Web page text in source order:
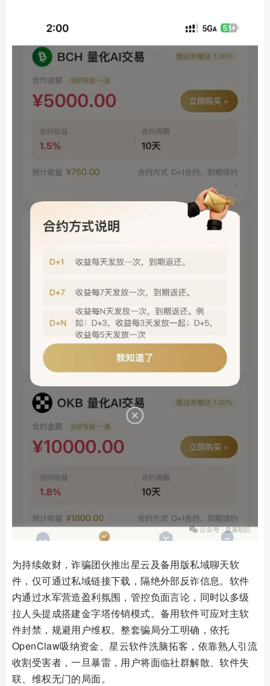
为持续敛财，诈骗团伙推出星云及备用版私域聊天软
件，仅可通过私域链接下载，隔绝外部反诈信息。软件
内通过水军营造盈利氛围，管控负面言论，同时以多级
拉人头提成搭建金字塔传销模式。备用软件可应对主软
件封禁，规避用户维权。整套骗局分工明确，依托
OpenClaw吸纳资金、星云软件洗脑拓客，依靠熟人引流
收割受害者，一旦暴雷，用户将面临社群解散、软件失
联、维权无门的局面。